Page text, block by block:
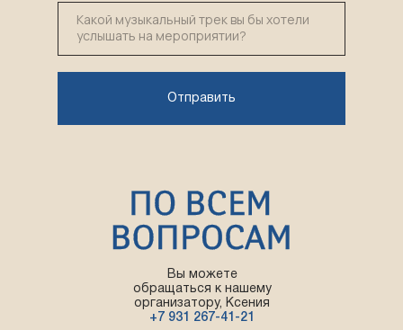
Вы можете
обращаться к нашему
организатору, Ксения
+7 931 267-41-21
Отправить